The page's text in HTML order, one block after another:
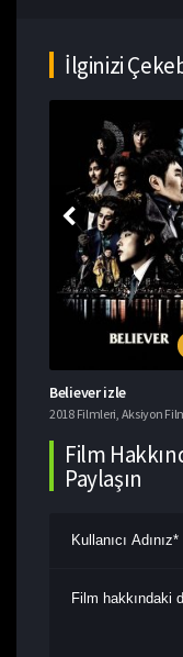
İlginizi
, Tavsiye Filmler
Believer izle
2018 Filmleri Aksiyon
Film
Paylaşın